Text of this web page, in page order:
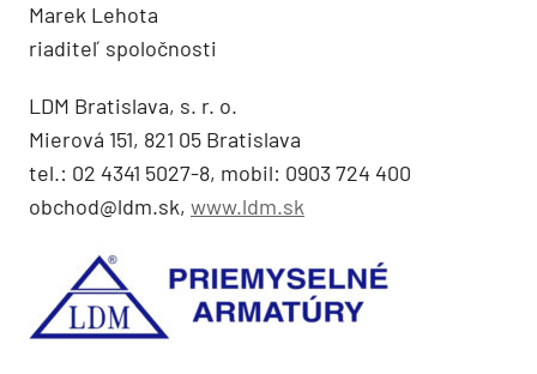
Marek Lehota
riaditeľ spoločnosti
LDM Bratislava, s. r. o.
Mierová 151, 821 05 Bratislava
tel.: 02 4341 5027-8, mobil: 0903 724 400
obchod@ldm.sk, www.ldm.sk